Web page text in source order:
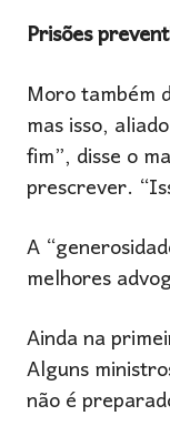
Prisões
Moro também
mas isso,
fim”, disse o
prescrever.
A
melhores
Ainda na
Alguns
não é